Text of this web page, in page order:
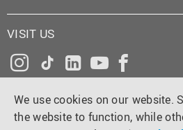
We use cookies on our website.
the website to function, while
VISIT US
Instagram
Tiktok
LinkedInYouTube